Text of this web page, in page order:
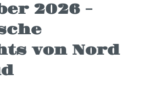
2026 -
von Nord